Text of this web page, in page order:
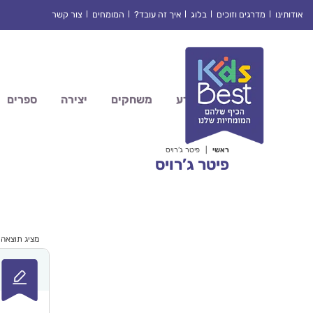
אודותינו מדרגים וזוכים בלוג איך זה עובד? המומחים צור קשר
מדע משחקים יצירה ספרים
ראשי פיטר ג’רויס
פיטר ג’רויס
מציג